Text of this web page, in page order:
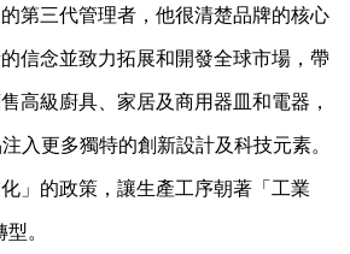
第三代管理者，他很清楚品牌的核心
信念並致力拓展和開發全球市場，帶
高級廚具、家居及商用器皿和電器，
入更多獨特的創新設計及科技元素。
」的政策，讓生產工序朝著「工業
。